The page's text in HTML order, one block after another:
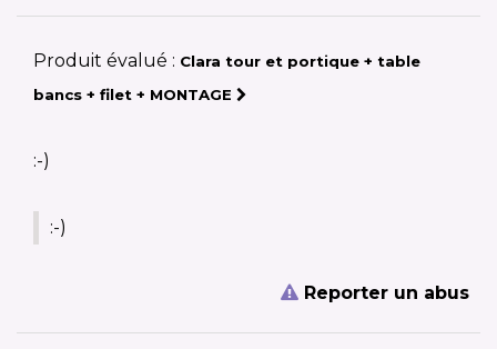
Produit évalué : Clara tour et portique + table
bancs + filet + MONTAGE
:-)
:-)
Reporter un abus